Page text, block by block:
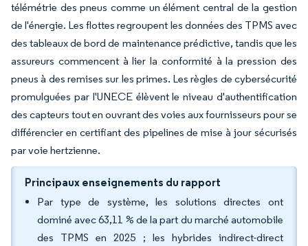
télémétrie des pneus comme un élément central de la gestion
de l'énergie. Les flottes regroupent les données des TPMS avec
des tableaux de bord de maintenance prédictive, tandis que les
assureurs commencent à lier la conformité à la pression des
pneus à des remises sur les primes. Les règles de cybersécurité
promulguées par l'UNECE élèvent le niveau d'authentification
des capteurs tout en ouvrant des voies aux fournisseurs pour se
différencier en certifiant des pipelines de mise à jour sécurisés
par voie hertzienne.
Principaux enseignements du rapport
Par type de système, les solutions directes ont
dominé avec 63,11 % de la part du marché automobile
des TPMS en 2025 ; les hybrides indirect-direct